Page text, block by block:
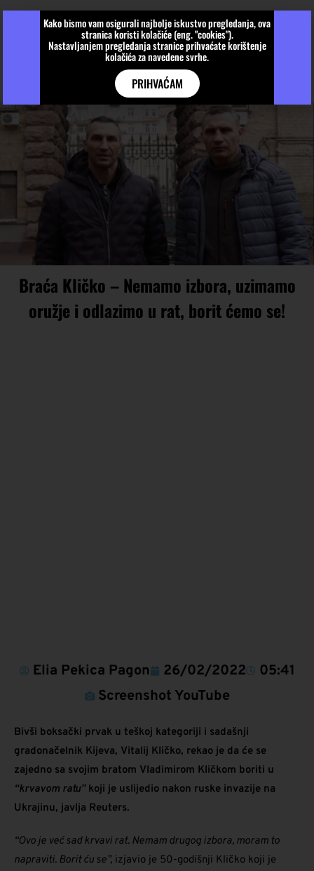
Braća Kličko – Nemamo izbora, uzimamo
oružje i odlazimo u rat, borit ćemo se!
Elia Pekica Pagon 26/02/2022
05:41
Screenshot YouTube
Bivši boksački prvak u teškoj kategoriji i sadašnji
gradonačelnik Kijeva, Vitalij Kličko, rekao je da će se
zajedno sa svojim bratom Vladimirom Kličkom boriti u
“krvavom ratu”koji je uslijedio nakon ruske invazije na
Ukrajinu, javlja Reuters.
“Ovo je već sad krvavi rat. Nemam drugog izbora, moram to
napraviti. Borit ću se”, izjavio je 50-godišnji Kličko koji je
Kako bismo vam osigurali najbolje iskustvo pregledanja, ova
stranica koristi kolačiće (eng. "cookies").
Nastavljanjem pregledanja stranice prihvaćate korištenje
kolačića za navedene svrhe.
PRIHVAĆAM